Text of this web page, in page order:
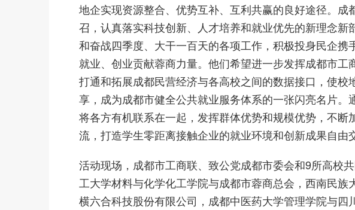
地企实现资源整合、优势互补、互利共赢的良好途径。成
召，认真落实科技创新、人才培养和就业优先的新理念新
和奋战四季度、大干一百天的各项工作，积极投身民企携
就业、创业贡献蓉商力量。他们希望进一步发挥成都市
打通和拓展成都民营经济与各高校之间的数据接口，使
享，成为成都市健全公共就业服务体系的一张闪亮名片。
将各方有机联系在一起，发挥群体优势和规模优势，不断
流，打造学生零距离接触企业的就业环境和创新成果自由
活动现场，成都市工商联、致公党成都市委会和9所高校
工大学材料与化学化工学院与成都市蓉商总会，西南民族
横六合科技股份有限公司，成都中医药大学管理学院与四